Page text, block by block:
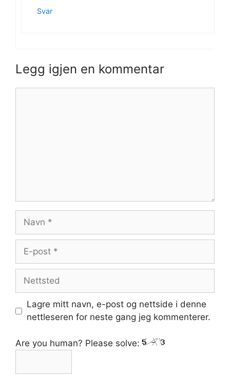
Svar
Legg igjen en kommentar
Navn
Nettsted
Lagre mitt navn, e-post og nettside i denne
nettleseren for neste gang jeg kommenterer.
Are you human? Please solve: